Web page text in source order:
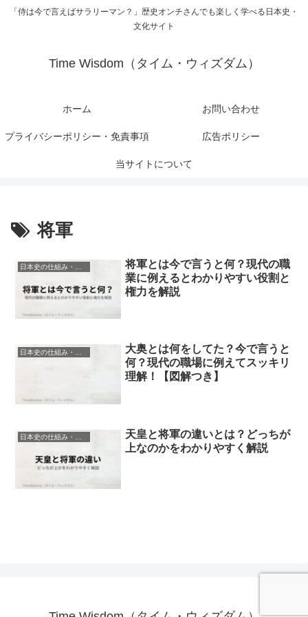
「侍は今で言えばサラリーマン？」歴史オンチさんでも楽しく学べる日本史・
文化サイト
Time Wisdom（タイム・ウィズダム）
ホーム お問い合わせ
プライバシーポリシー・免責事項 広告ポリシー
当サイトについて
将軍
将軍とは今で言うと何？現代の職
業に例えるとわかりやすい役割と
権力を解説
大奥とは何をしてた？今で言うと
何？現代の職場に例えてスッキリ
理解！【図解つき】
日本史の仕組み・制度（難しい系）
天皇と将軍の違いとは？どっちが
上なのかをわかりやすく解説